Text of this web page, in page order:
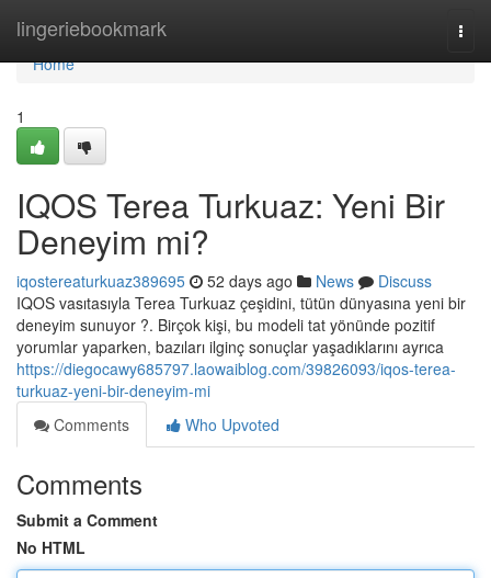
lingeriebookmark
Home
Home
1
IQOS Terea Turkuaz: Yeni Bir
Deneyim mi?
iqostereaturkuaz389695 52 days ago News
Discuss
IQOS vasıtasıyla Terea Turkuaz çeşidini, tütün dünyasına yeni bir
deneyim sunuyor ?. Birçok kişi, bu modeli tat yönünde pozitif
yorumlar yaparken, bazıları ilginç sonuçlar yaşadıklarını ayrıca
https://diegocawy685797.laowaiblog.com/39826093/iqos-terea-
turkuaz-yeni-bir-deneyim-mi
Comments
Who Upvoted
Comments
Submit a Comment
No HTML